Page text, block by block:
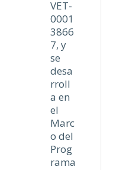
VET-
0001
3866
7, y
se
desa
rroll
a en
el
Marc
o del
Prog
rama